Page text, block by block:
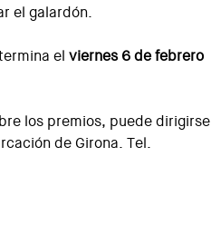
el galardón.
elviernes 6 de febrero
los premios, puede dirigirse
de Girona. Tel.